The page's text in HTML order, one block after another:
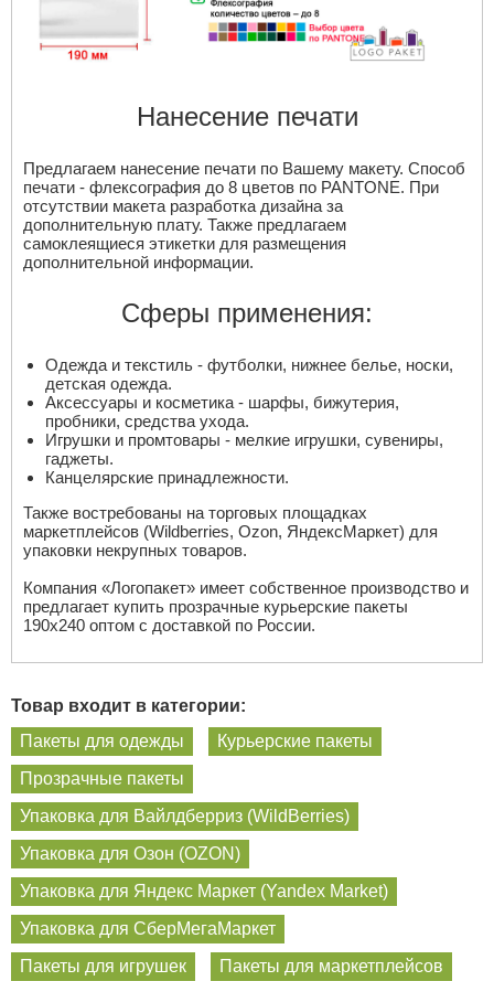
Нанесение печати
Предлагаем нанесение печати по Вашему макету. Способ
печати - флексография до 8 цветов по PANTONE. При
отсутствии макета разработка дизайна за
дополнительную плату. Также предлагаем
самоклеящиеся этикетки для размещения
дополнительной информации.
Сферы применения:
Одежда и текстиль - футболки, нижнее белье, носки,
детская одежда.
Аксессуары и косметика - шарфы, бижутерия,
пробники, средства ухода.
Игрушки и промтовары - мелкие игрушки, сувениры,
гаджеты.
Канцелярские принадлежности.
Также востребованы на торговых площадках
маркетплейсов (Wildberries, Ozon, ЯндексМаркет) для
упаковки некрупных товаров.
Компания «Логопакет» имеет собственное производство и
предлагает купить прозрачные курьерские пакеты
190х240 оптом с доставкой по России.
Товар входит в категории:
Пакеты для одежды
Курьерские пакеты
Прозрачные пакеты
Упаковка для Вайлдберриз (WildBerries)
Упаковка для Озон (OZON)
Упаковка для Яндекс Маркет (Yandex Market)
Упаковка для СберМегаМаркет
Пакеты для игрушек
Пакеты для маркетплейсов